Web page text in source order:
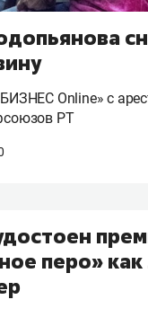
Online» с
РТ
перо»